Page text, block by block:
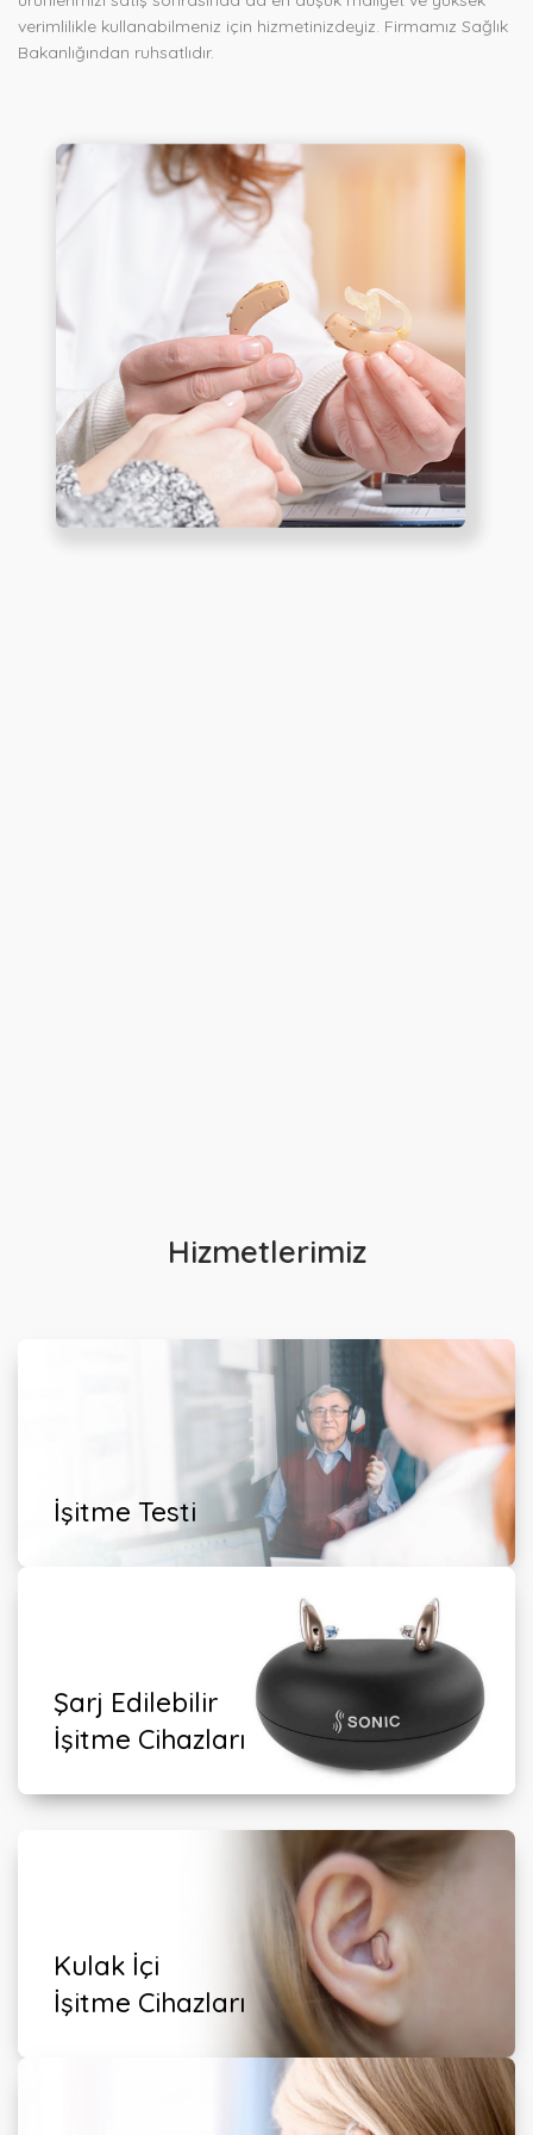
verimlilikle kullanabilmeniz için hizmetinizdeyiz. Firmamız Sağlık
Bakanlığından ruhsatlıdır.
Hizmetlerimiz
İşitme Testi
Şarj Edilebilir
İşitme Cihazları
Kulak İçi
İşitme Cihazları